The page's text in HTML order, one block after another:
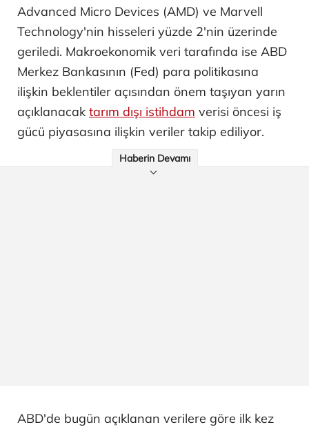
Advanced Micro Devices (AMD) ve Marvell
Technology'nin hisseleri yüzde 2'nin üzerinde
geriledi. Makroekonomik veri tarafında ise ABD
Merkez Bankasının (Fed) para politikasına
ilişkin beklentiler açısından önem taşıyan yarın
açıklanacak tarım dışı istihdam verisi öncesi iş
gücü piyasasına ilişkin veriler takip ediliyor.
Haberin Devamı
ABD'de bugün açıklanan verilere göre ilk kez